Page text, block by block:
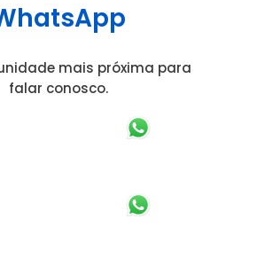
mais próxima para
falar conosco.